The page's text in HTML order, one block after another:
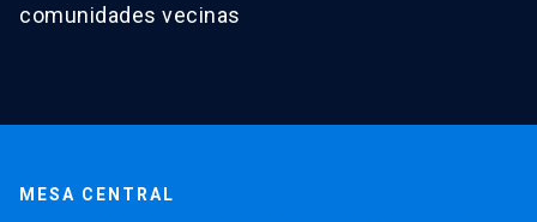
comunidades vecinas
MESA CENTRAL